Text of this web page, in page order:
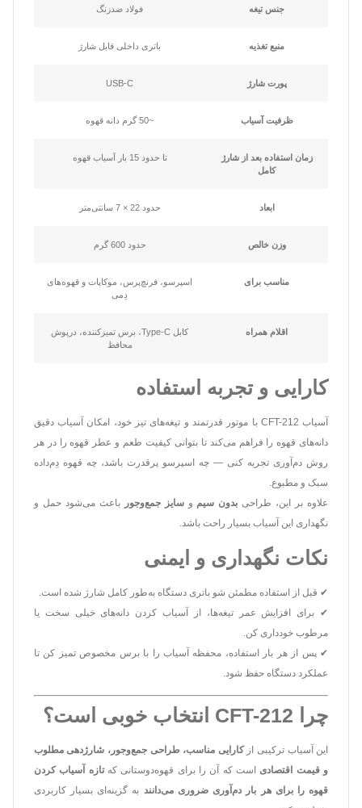
جنس تیغه فولاد ضدزنگ
منبع تغذیه باتری داخلی قابل شارژ
پورت شارژ USB-C
ظرفیت آسیاب ~50 گرم دانه قهوه
زمان استفاده بعد از شارژ
کامل
تا حدود 15 بار آسیاب قهوه
ابعاد حدود 22 × 7 سانتی‌متر
وزن خالص حدود 600 گرم
مناسب برای
اسپرسو، فرنچ‌پرس، موکاپات و قهوه‌های
دِمی
اقلام همراه
کابل Type-C، برس تمیزکننده، درپوش
محافظ
کارایی و تجربه استفاده
آسیاب CFT-212 با موتور قدرتمند و تیغه‌های تیز خود، امکان آسیاب دقیق
دانه‌های قهوه را فراهم می‌کند تا بتوانی کیفیت طعم و عطر قهوه را در هر
روش دم‌آوری تجربه کنی — چه اسپرسو پرقدرت باشد، چه قهوه دِم‌داده
سبک و مطبوع.
علاوه بر این، طراحی بدون سیم وسایز جمع‌وجور باعث می‌شود حمل و
نگهداری این آسیاب بسیار راحت باشد.
نکات نگهداری و ایمنی
✔ قبل از استفاده مطمئن شو باتری دستگاه به‌طور کامل شارژ شده است.
✔ برای افزایش عمر تیغه‌ها، از آسیاب کردن دانه‌های خیلی سخت یا
مرطوب خودداری کن.
✔ پس از هر بار استفاده، محفظه آسیاب را با برس مخصوص تمیز کن تا
عملکرد دستگاه حفظ شود.
چرا CFT-212 انتخاب خوبی است؟
این آسیاب ترکیبی ازکارایی مناسب، طراحی جمع‌وجور، شارژدهی مطلوب
و قیمت اقتصادی است که آن را برای قهوه‌دوستانی کهتازه آسیاب کردن
قهوه را برای هر بار دم‌آوری ضروری می‌دانند به گزینه‌ای بسیار کاربردی